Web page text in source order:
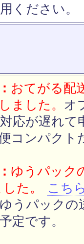
ください。
おてがる配
ました。 オ
応が遅れ
コンパクト
ゆうパック
た。
こち
うパックの
定です。